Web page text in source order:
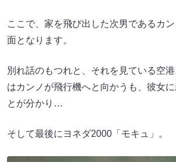
ここで、家を飛び出した次男であるカ
面となります。
別れ話のもつれと、それを見ている空
はカンノが飛行機へと向かうも、彼女
とが分かり…
そして最後にヨネダ2000「モキュ」。